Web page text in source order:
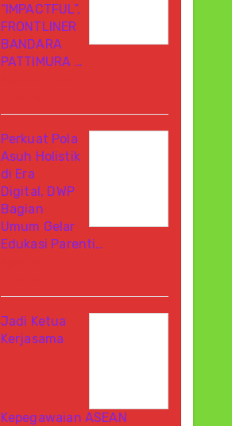
“IMPACTFUL”,
FRONTLINER
BANDARA
PATTIMURA …
Perkuat Pola
Asuh Holistik
di Era
Digital, DWP
Bagian
Umum Gelar
Edukasi Parenti…
Jadi Ketua
Kerjasama
Kepegawaian ASEAN